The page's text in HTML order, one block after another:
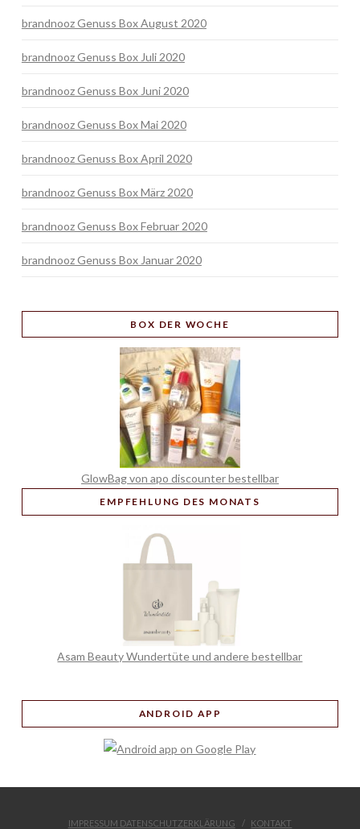
brandnooz Genuss Box August 2020
brandnooz Genuss Box Juli 2020
brandnooz Genuss Box Juni 2020
brandnooz Genuss Box Mai 2020
brandnooz Genuss Box April 2020
brandnooz Genuss Box März 2020
brandnooz Genuss Box Februar 2020
brandnooz Genuss Box Januar 2020
BOX DER WOCHE
GlowBag von apo discounter bestellbar
EMPFEHLUNG DES MONATS
Asam Beauty Wundertüte und andere bestellbar
ANDROID APP
IMPRESSUM DATENSCHUTZERKLÄRUNG KONTAKT